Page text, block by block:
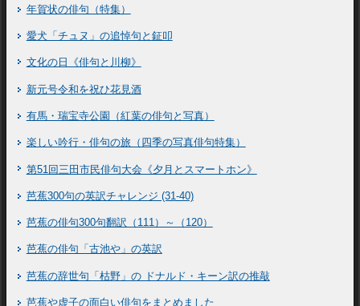
年賀状の俳句（特集）
愛犬「チュヌ」の追悼句と鉦叩
文化の日《俳句と川柳》
新元号令和を祝ひ花見酒
有馬・瑞宝寺公園（紅葉の俳句と写真）
楽しい吟行・俳句の旅（四季の写真俳句特集）
第51回三田市民俳句大会《夕月とスマートホン》
芭蕉300句の英訳チャレンジ (31-40)
芭蕉の俳句300句翻訳（111）～（120）
芭蕉の俳句「古池や」の英訳
芭蕉の辞世句「枯野」の ドナルド・キーン訳の推敲
芭蕉や虚子の面白い俳句をまとめました